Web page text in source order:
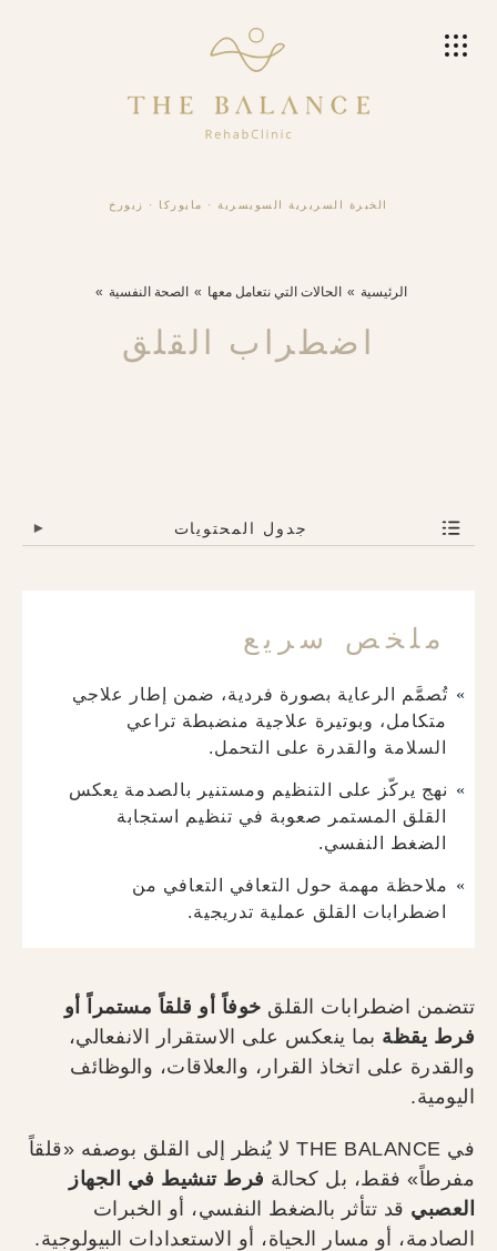
الخبرة السريرية السويسرية · مايوركا · زيورخ
الرئيسية الحالات التي نتعامل معها الصحة النفسية
اضطراب القلق
جدول المحتويات ▾
ملخص سريع
تُصمَّم الرعاية بصورة فردية، ضمن إطار علاجي
متكامل، وبوتيرة علاجية منضبطة تراعي
السلامة والقدرة على التحمل.
نهج يركّز على التنظيم ومستنير بالصدمة يعكس
القلق المستمر صعوبة في تنظيم استجابة
الضغط النفسي.
ملاحظة مهمة حول التعافي التعافي من
اضطرابات القلق عملية تدريجية.
تتضمن اضطرابات القلق خوفاً أو قلقاً مستمراً أو
فرط يقظة بما ينعكس على الاستقرار الانفعالي،
والقدرة على اتخاذ القرار، والعلاقات، والوظائف
اليومية.
في THE BALANCE لا يُنظر إلى القلق بوصفه «قلقاً
مفرطاً» فقط، بل كحالة فرط تنشيط في الجهاز
العصبي قد تتأثر بالضغط النفسي، أو الخبرات
الصادمة، أو مسار الحياة، أو الاستعدادات البيولوجية.